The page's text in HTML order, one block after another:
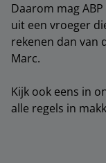
Daarom mag
uit een vroeger
rekenen dan van
Marc.
Kijk ook eens in
alle regels in